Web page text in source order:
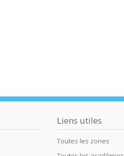
Liens utiles
Toutes les zones